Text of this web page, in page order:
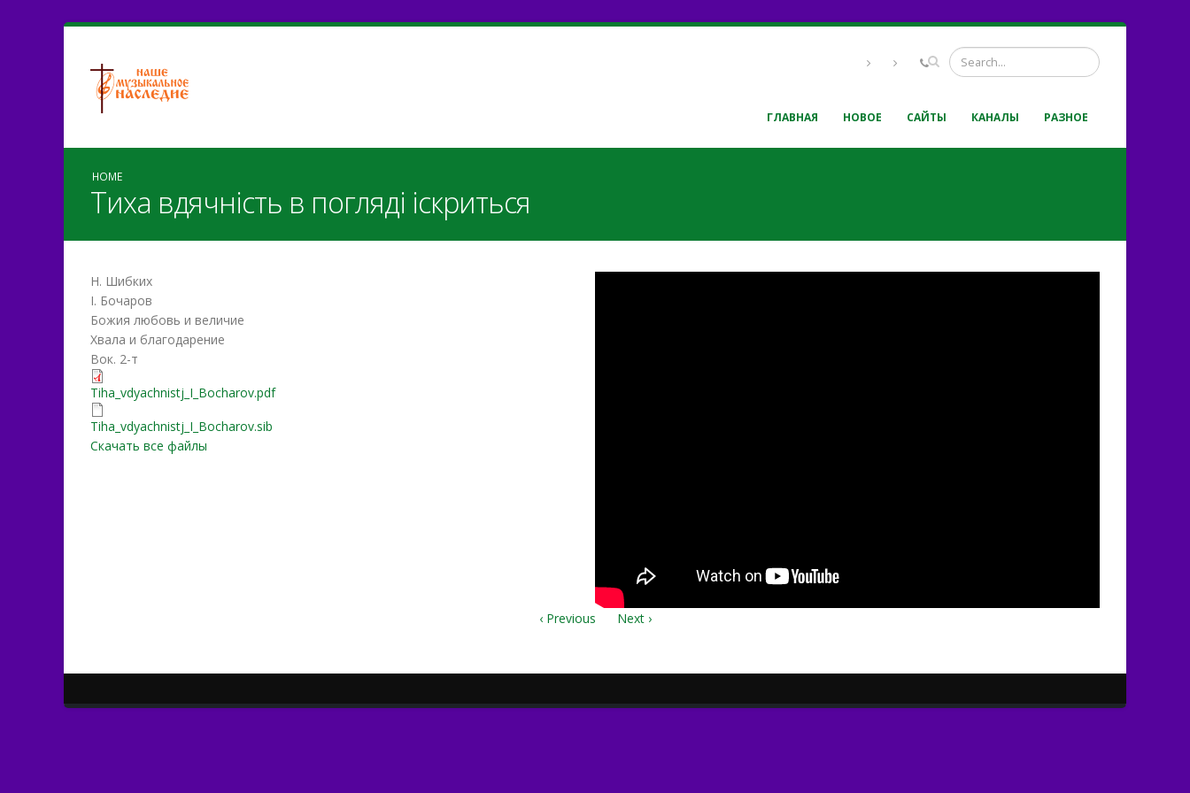
ГЛАВНАЯ НОВОЕ САЙТЫ КАНАЛЫ РАЗНОЕ
HOME
Тиха вдячність в погляді іскриться
Н. Шибких
І. Бочаров
Божия любовь и величие
Хвала и благодарение
Вок. 2-т
Tiha_vdyachnіstj_I_Bocharov.pdf
Tiha_vdyachnіstj_I_Bocharov.pdf
Tiha_vdyachnіstj_I_Bocharov.sib
Tiha_vdyachnіstj_I_Bocharov.sib
Скачать все файлы
‹ Previous Next ›